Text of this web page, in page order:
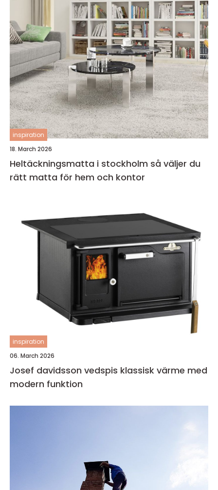
inspiration
18. March 2026
Heltäckningsmatta i stockholm så väljer du
rätt matta för hem och kontor
inspiration
06. March 2026
Josef davidsson vedspis klassisk värme med
modern funktion